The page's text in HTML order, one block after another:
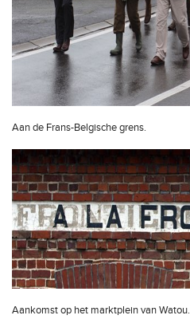
Aan de Frans-Belgische grens.
Aankomst op het marktplein van Watou.